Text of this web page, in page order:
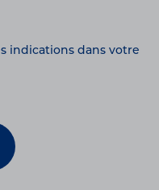
indications dans votre